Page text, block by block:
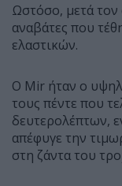
Ωστόσο, μετά τον
αναβάτες που
ελαστικών.
Ο Mir ήταν ο
τους πέντε που
δευτερολέπτων,
απέφυγε την
στη ζάντα του